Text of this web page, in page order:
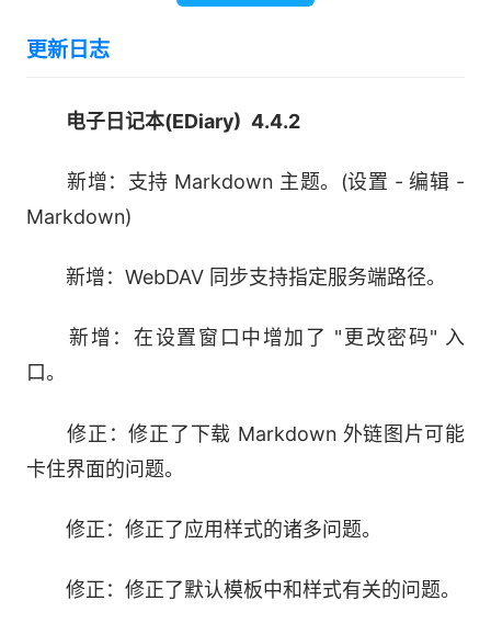
更新日志
电子日记本(EDiary) 4.4.2
新增：支持 Markdown 主题。(设置 - 编辑 -
Markdown)
新增：WebDAV 同步支持指定服务端路径。
新增：在设置窗口中增加了 "更改密码" 入
口。
修正：修正了下载 Markdown 外链图片可能
卡住界面的问题。
修正：修正了应用样式的诸多问题。
修正：修正了默认模板中和样式有关的问题。